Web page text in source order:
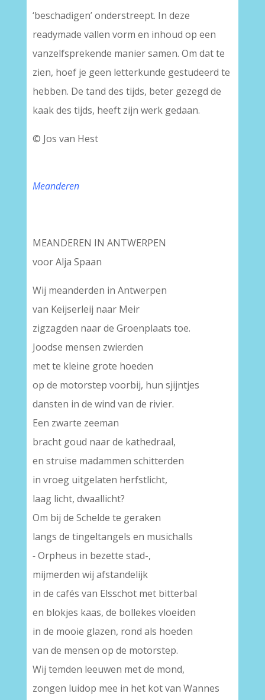
‘beschadigen’ onderstreept. In deze
readymade vallen vorm en inhoud op een
vanzelfsprekende manier samen. Om dat te
zien, hoef je geen letterkunde gestudeerd te
hebben. De tand des tijds, beter gezegd de
kaak des tijds, heeft zijn werk gedaan.
© Jos van Hest
Meanderen
MEANDEREN IN ANTWERPEN
voor Alja Spaan
Wij meanderden in Antwerpen
van Keijserleij naar Meir
zigzagden naar de Groenplaats toe.
Joodse mensen zwierden
met te kleine grote hoeden
op de motorstep voorbij, hun sjijntjes
dansten in de wind van de rivier.
Een zwarte zeeman
bracht goud naar de kathedraal,
en struise madammen schitterden
in vroeg uitgelaten herfstlicht,
laag licht, dwaallicht?
Om bij de Schelde te geraken
langs de tingeltangels en musichalls
-Orpheus in bezette stad-,
mijmerden wij afstandelijk
in de cafés van Elsschot met bitterbal
en blokjes kaas, de bollekes vloeiden
in de mooie glazen, rond als hoeden
van de mensen op de motorstep.
Wij temden leeuwen met de mond,
zongen luidop mee in het kot van Wannes